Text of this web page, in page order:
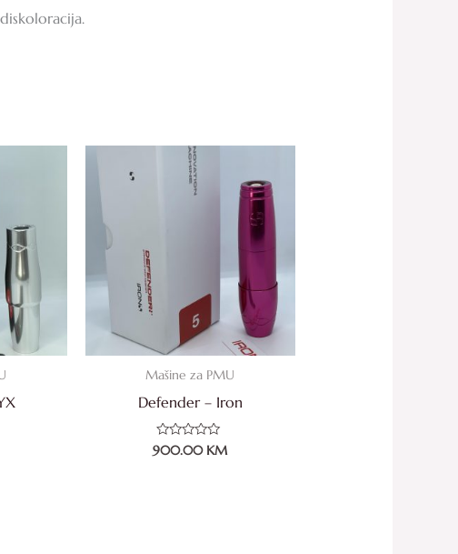
Mašine za PMU
Defender – Iron
Ocjenjeno
0
900.00 KM